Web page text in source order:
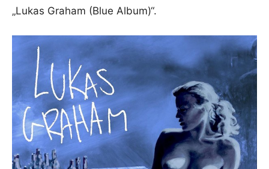
„Lukas Graham (Blue Album)“.